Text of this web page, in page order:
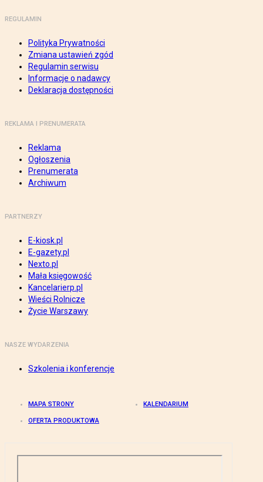
REGULAMIN
Polityka Prywatności
Zmiana ustawień zgód
Regulamin serwisu
Informacje o nadawcy
Deklaracja dostępności
REKLAMA I PRENUMERATA
Reklama
Ogłoszenia
Prenumerata
Archiwum
PARTNERZY
E-kiosk.pl
E-gazety.pl
Nexto.pl
Mała księgowość
Kancelarierp.pl
Wieści Rolnicze
Życie Warszawy
NASZE WYDARZENIA
Szkolenia i konferencje
MAPA STRONY KALENDARIUM
OFERTA PRODUKTOWA